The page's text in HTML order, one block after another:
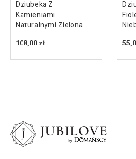
Dziubeka Z
Kamieniami
Naturalnymi Zielona
108,00 zł